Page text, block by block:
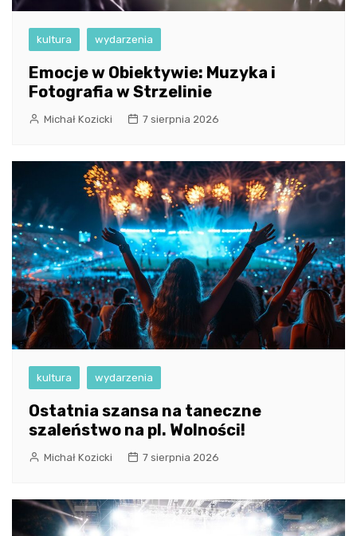
kultura wydarzenia
Emocje w Obiektywie: Muzyka i
Fotografia w Strzelinie
Michał Kozicki 7 sierpnia 2026
kultura wydarzenia
Ostatnia szansa na taneczne
szaleństwo na pl. Wolności!
Michał Kozicki 7 sierpnia 2026